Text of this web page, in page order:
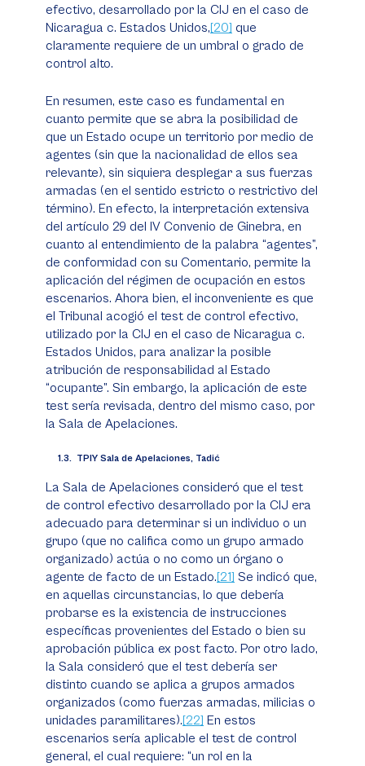
efectivo, desarrollado por la CIJ en el caso de
Nicaragua c. Estados Unidos,[20] que
claramente requiere de un umbral o grado de
control alto.
En resumen, este caso es fundamental en
cuanto permite que se abra la posibilidad de
que un Estado ocupe un territorio por medio de
agentes (sin que la nacionalidad de ellos sea
relevante), sin siquiera desplegar a sus fuerzas
armadas (en el sentido estricto o restrictivo del
término). En efecto, la interpretación extensiva
del artículo 29 del IV Convenio de Ginebra, en
cuanto al entendimiento de la palabra “agentes”,
de conformidad con su Comentario, permite la
aplicación del régimen de ocupación en estos
escenarios. Ahora bien, el inconveniente es que
el Tribunal acogió el test de control efectivo,
utilizado por la CIJ en el caso de Nicaragua c.
Estados Unidos, para analizar la posible
atribución de responsabilidad al Estado
“ocupante”. Sin embargo, la aplicación de este
test sería revisada, dentro del mismo caso, por
la Sala de Apelaciones.
1.3. TPIY Sala de Apelaciones, Tadić
La Sala de Apelaciones consideró que el test
de control efectivo desarrollado por la CIJ era
adecuado para determinar si un individuo o un
grupo (que no califica como un grupo armado
organizado) actúa o no como un órgano o
agente de facto de un Estado.[21] Se indicó que,
en aquellas circunstancias, lo que debería
probarse es la existencia de instrucciones
específicas provenientes del Estado o bien su
aprobación pública ex post facto. Por otro lado,
la Sala consideró que el test debería ser
distinto cuando se aplica a grupos armados
organizados (como fuerzas armadas, milicias o
unidades paramilitares).[22] En estos
escenarios sería aplicable el test de control
general, el cual requiere: “un rol en la